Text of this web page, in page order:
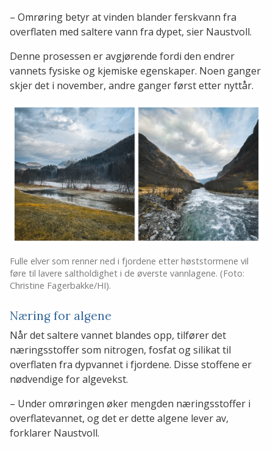
– Omrøring betyr at vinden blander ferskvann fra
overflaten med saltere vann fra dypet, sier Naustvoll.
Denne prosessen er avgjørende fordi den endrer
vannets fysiske og kjemiske egenskaper. Noen ganger
skjer det i november, andre ganger først etter nyttår.
Fulle elver som renner ned i fjordene etter høststormene vil
føre til lavere saltholdighet i de øverste vannlagene. (Foto:
Christine Fagerbakke/HI).
Næring for algene
Når det saltere vannet blandes opp, tilfører det
næringsstoffer som nitrogen, fosfat og silikat til
overflaten fra dypvannet i fjordene. Disse stoffene er
nødvendige for algevekst.
– Under omrøringen øker mengden næringsstoffer i
overflatevannet, og det er dette algene lever av,
forklarer Naustvoll.